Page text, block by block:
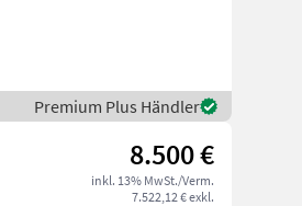
Premium Plus Händler
8.500 €
inkl. 13% MwSt./Verm.
7.522,12 € exkl.